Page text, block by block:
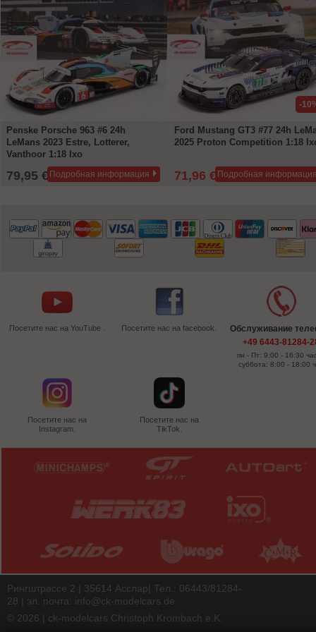
Penske Porsche 963 #6 24h
LeMans 2023 Estre, Lotterer,
Vanthoor 1:18 Ixo
79,95 € Подробная информация
-
Ford Mustang GT3 #77 24h
2025 Proton Competition 1:18
71,96 € 79,95 €
Подробная
Посетите нас на YouTube . Посетите нас на facebook.
Посетите нас на
Instagram.
Посетите нас на
TikTok.
Обслуживание
+49 6443-81284-
пн - Пт: 9:00 - 16:30
суббота: 8:00 - 18:00
Рингштрассе 2 | 35614 Асслар| Тел.: 06443/81284-
28 | эл. почта: info@ck-modelcars.de
© 2026 | ck-modelcars Christoph Krombach e.K.